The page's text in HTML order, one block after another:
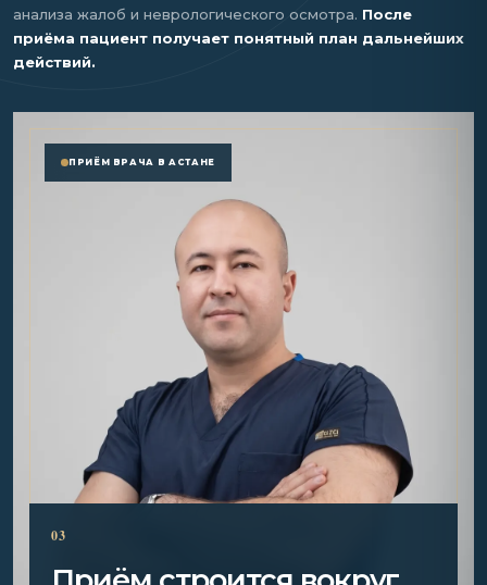
анализа жалоб и неврологического осмотра. После
приёма пациент получает понятный план дальнейших
действий.
ПРИЁМ ВРАЧА В АСТАНЕ
03